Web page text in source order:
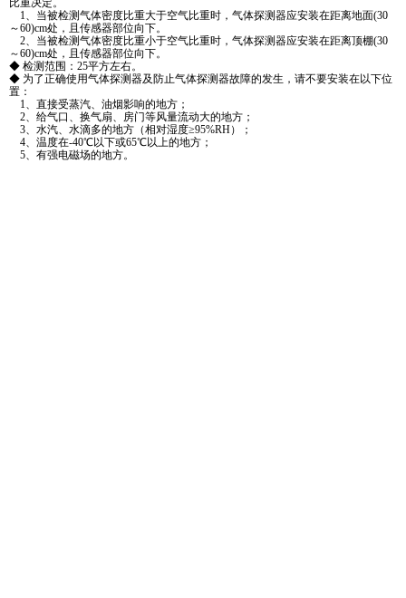
1、当被检测气体密度比重大于空气比重时，气体探测器应安装在距离地面(30
～60)cm处，且传感器部位向下。
2、当被检测气体密度比重小于空气比重时，气体探测器应安装在距离顶棚(30
～60)cm处，且传感器部位向下。
◆ 检测范围：25平方左右。
◆ 为了正确使用气体探测器及防止气体探测器故障的发生，请不要安装在以下位
置：
1、直接受蒸汽、油烟影响的地方；
2、给气口、换气扇、房门等风量流动大的地方；
3、水汽、水滴多的地方（相对湿度≥95%RH）；
4、温度在-40℃以下或65℃以上的地方；
5、有强电磁场的地方。